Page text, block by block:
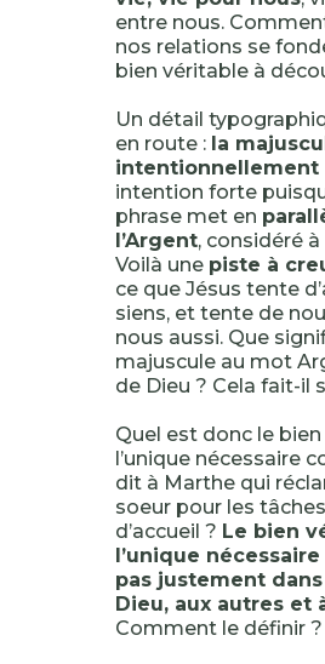
entre nous.
nos relations se
bien véritable à
Un détail
en route : la
intentionnellement
intention forte
phrase met en
l’Argent, considéré à
Voilà une piste à
ce que Jésus tente
siens, et tente de
nous aussi. Que
majuscule au mot
de Dieu ? Cela fait-il
Quel est donc le
l’unique nécessaire
dit à Marthe qui
soeur pour les
d’accueil ? Le bien
l’unique nécessaire
pas justement
Dieu, aux autres et
Comment le définir ?